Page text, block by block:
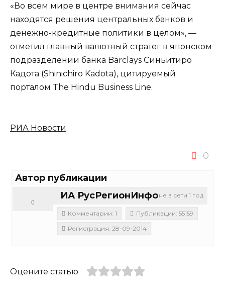
«Во всем мире в центре внимания сейчас
находятся решения центральных банков и
денежно-кредитные политики в целом», —
отметил главный валютный стратег в японском
подразделении банка Barclays Синьитиро
Кадота (Shinichiro Kadota), цитируемый
порталом The Hindu Business Line.
РИА Новости
0
Автор публикации
не в сети 1 год
ИА РусРегионИнфо
0
Комментарии: 1
Публикации: 55159
Регистрация: 28-09-2014
Оцените статью